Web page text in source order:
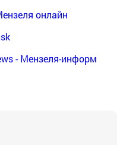
онлайн
- Мензеля-информ